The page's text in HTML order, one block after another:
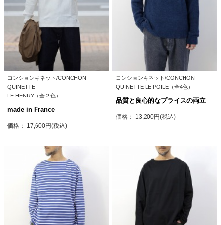
コンションキネット/CONCHON
QUINETTE
LE HENRY（全２色）
made in France
価格： 17,600円(税込)
コンションキネット/CONCHON
QUINETTE LE POILE（全4色）
品質と良心的なプライスの両立
価格： 13,200円(税込)